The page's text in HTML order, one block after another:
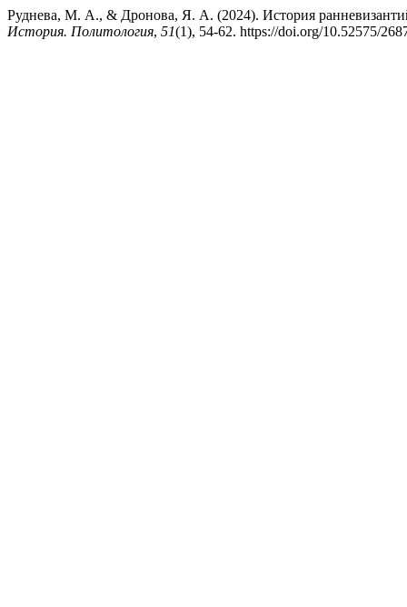
Руднева, М. А., & Дронова, Я. А. (2024). История
История. Политология, 51(1), 54-62. https://doi.org/10.52575/